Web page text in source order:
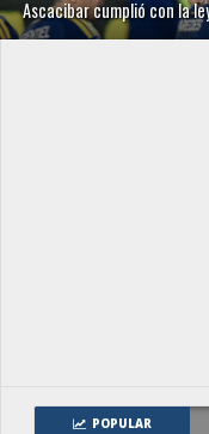
Ascacibar cumplió con la
POPULAR